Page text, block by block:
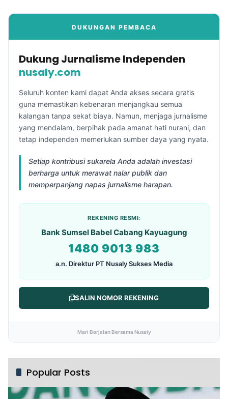
DUKUNGAN PEMBACA
Dukung Jurnalisme Independen
nusaly.com
Seluruh konten kami dapat Anda akses secara gratis
guna memastikan kebenaran menjangkau semua
kalangan tanpa sekat biaya. Namun, menjaga jurnalisme
yang mendalam, berpihak pada amanat hati nurani, dan
tetap independen memerlukan sumber daya yang nyata.
Setiap kontribusi sukarela Anda adalah investasi
berharga untuk merawat nalar publik dan
memperpanjang napas jurnalisme harapan.
REKENING RESMI:
Bank Sumsel Babel Cabang Kayuagung
1480 9013 983
a.n. Direktur PT Nusaly Sukses Media
SALIN NOMOR REKENING
Mari Berjalan Bersama Nusaly
Popular Posts